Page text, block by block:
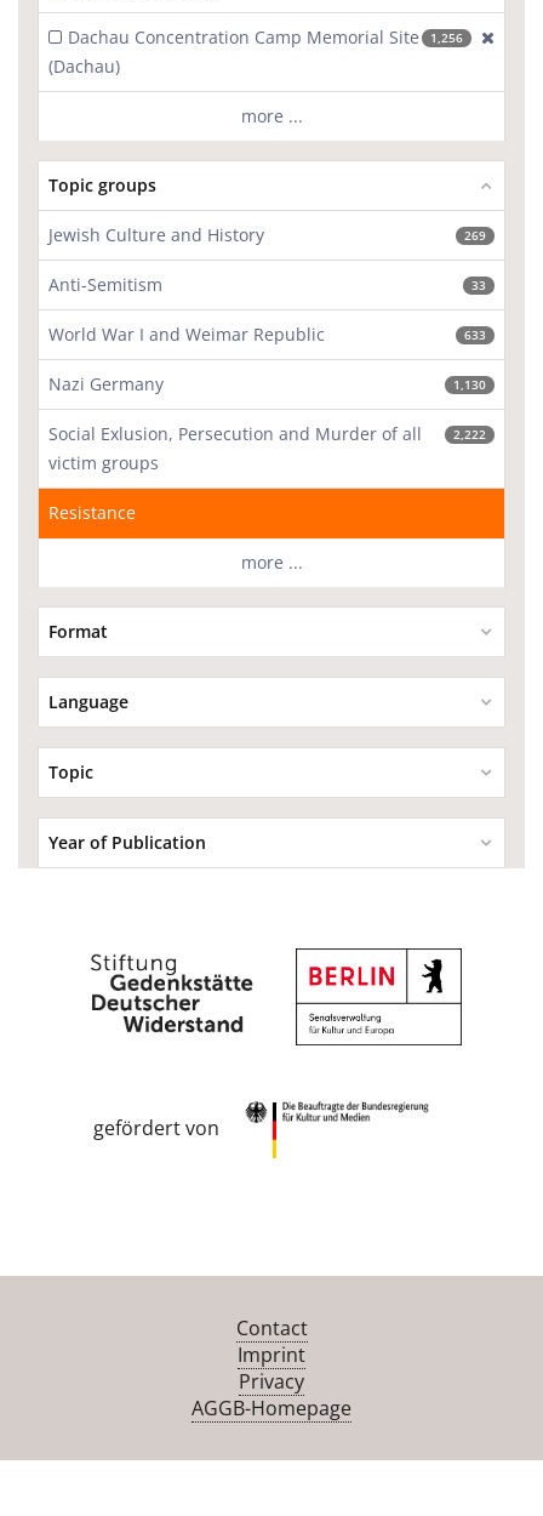
Dachau Concentration Camp Memorial Site
(Dachau)
1,256
more ...
Topic groups
Jewish Culture and History 269
Anti-Semitism 33
World War I and Weimar Republic 633
Nazi Germany 1,130
Social Exlusion, Persecution and Murder of all
victim groups
2,222
Resistance
more ...
Format
Language
Topic
Year of Publication
gefördert von
Contact
Imprint
Privacy
AGGB-Homepage